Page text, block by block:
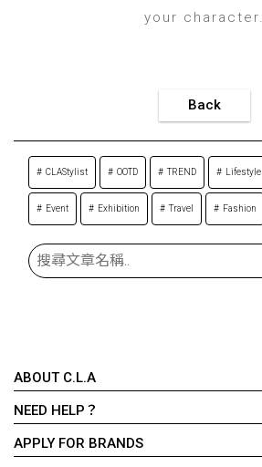
your character.
Back
CLAStylist OOTD TREND Lifestyle
Event Exhibition Travel Fashion
ABOUT C.L.A
NEED HELP？
APPLY FOR BRANDS